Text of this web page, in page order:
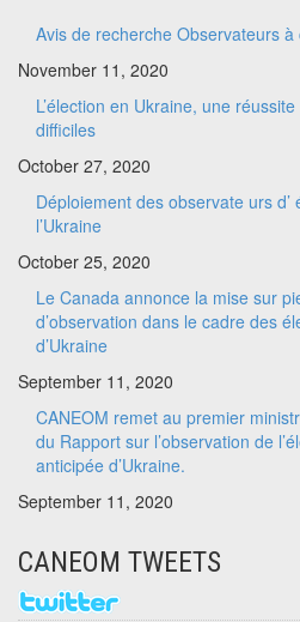
Avis de recherche Observateurs
November 11, 2020
L’élection en Ukraine, une
difficiles
October 27, 2020
Déploiement des observate urs
l’Ukraine
October 25, 2020
Le Canada annonce la mise sur
d’observation dans le cadre des
d’Ukraine
September 11, 2020
CANEOM remet au premier
du Rapport sur l’observation de
anticipée d’Ukraine.
September 11, 2020
CANEOM TWEETS